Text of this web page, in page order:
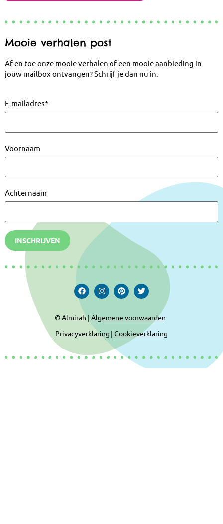
Mooie verhalen post
Af en toe onze mooie verhalen of een mooie aanbieding in
jouw mailbox ontvangen? Schrijf je dan nu in.
E-mailadres*
Voornaam
Achternaam
INSCHRIJVEN
© Almirah | Algemene voorwaarden
Privacyverklaring | Cookieverklaring